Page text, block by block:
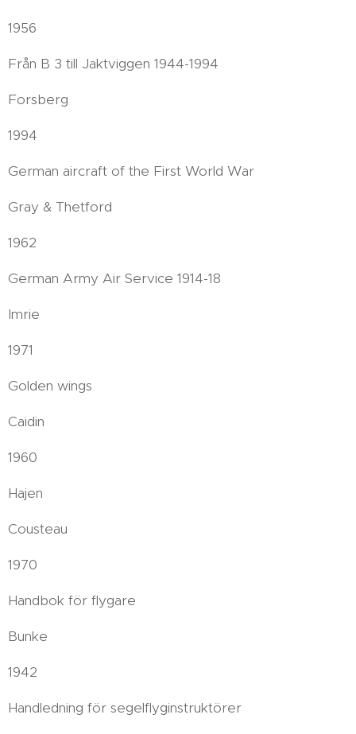
1956
Från B 3 till Jaktviggen 1944-1994
Forsberg
1994
German aircraft of the First World War
Gray & Thetford
1962
German Army Air Service 1914-18
Imrie
1971
Golden wings
Caidin
1960
Hajen
Cousteau
1970
Handbok för flygare
Bunke
1942
Handledning för segelflyginstruktörer